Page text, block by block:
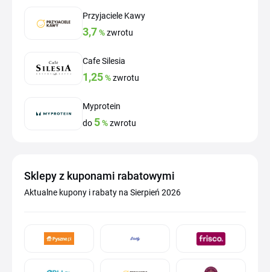
Przyjaciele Kawy
3,7%zwrotu
Cafe Silesia
1,25%zwrotu
Myprotein
do 5%zwrotu
Sklepy z kuponami rabatowymi
Aktualne kupony i rabaty na Sierpień 2026